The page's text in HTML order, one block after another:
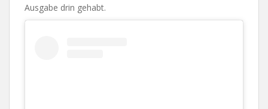
Ausgabe drin gehabt.